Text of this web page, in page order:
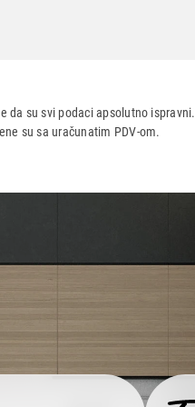
da su svi podaci apsolutno ispravni.
su sa uračunatim PDV-om.